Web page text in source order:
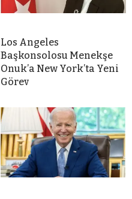
Los Angeles
Başkonsolosu Menekşe
Onuk’a New York’ta Yeni
Görev